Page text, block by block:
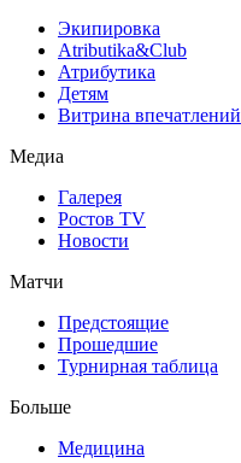
Экипировка
Atributika&Club
Атрибутика
Детям
Витрина впечатлений
Медиа
Галерея
Ростов TV
Новости
Матчи
Предстоящие
Прошедшие
Турнирная таблица
Больше
Медицина